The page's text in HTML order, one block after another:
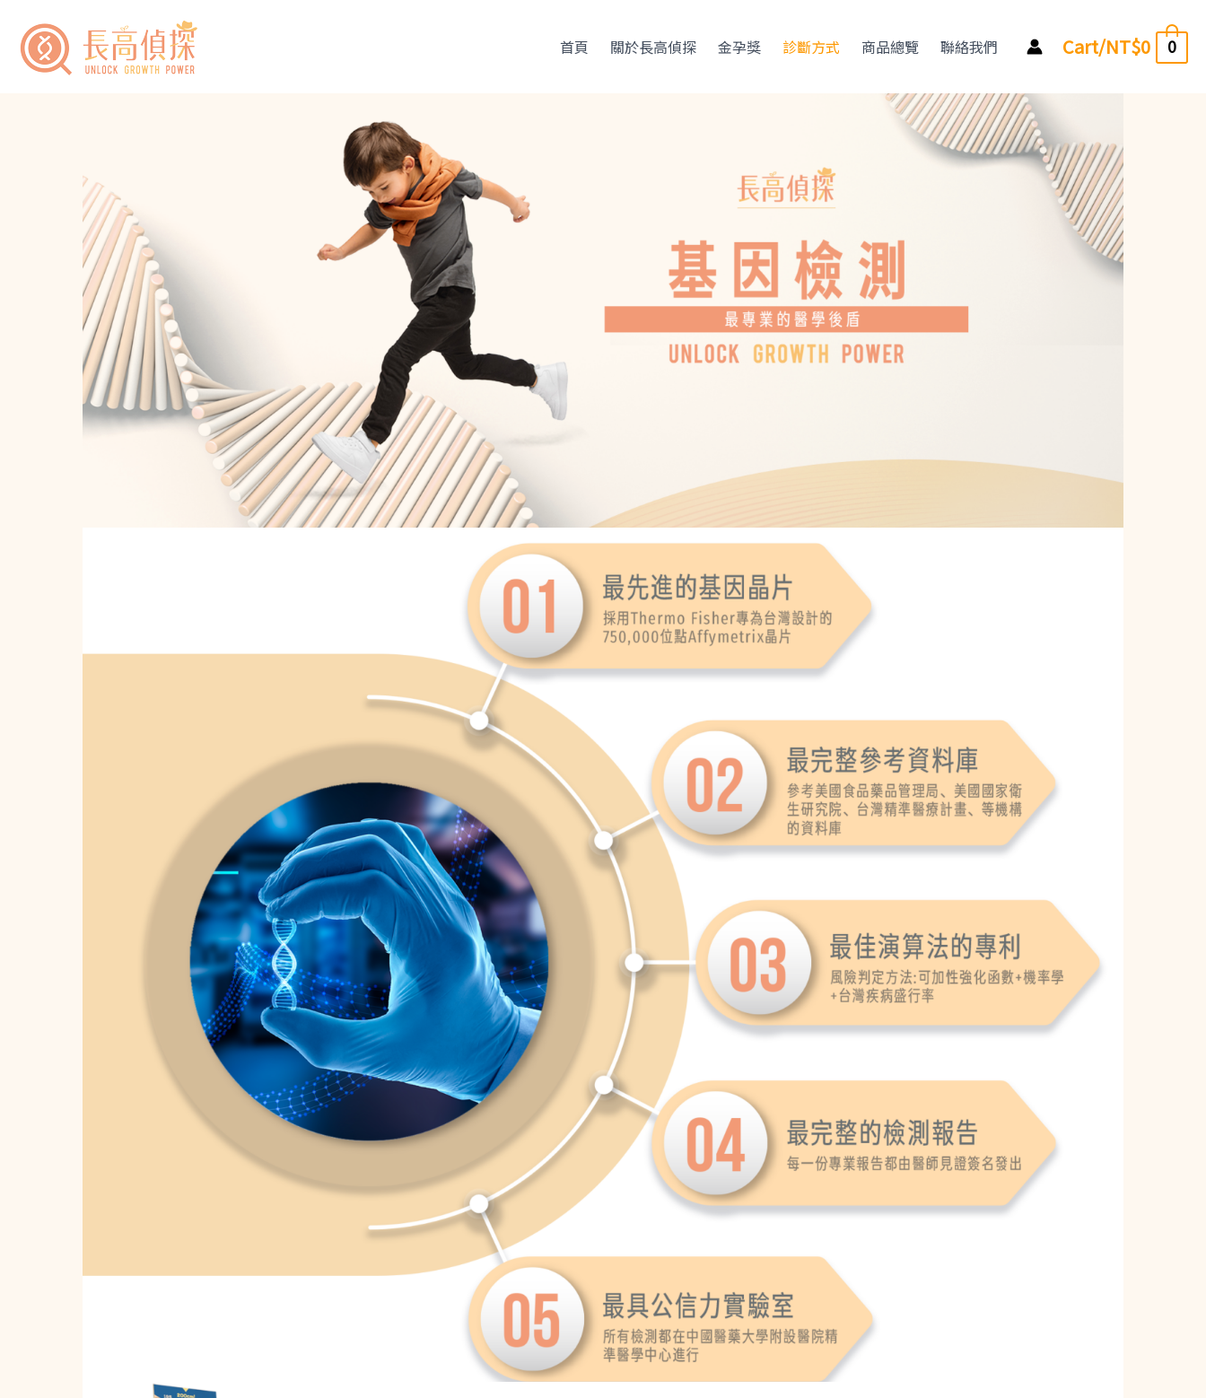
首頁 關於長高偵探 金孕獎 診斷方式 商品總覽 聯絡我們 Cart/NT$0 0